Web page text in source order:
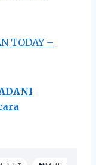
TODAY –